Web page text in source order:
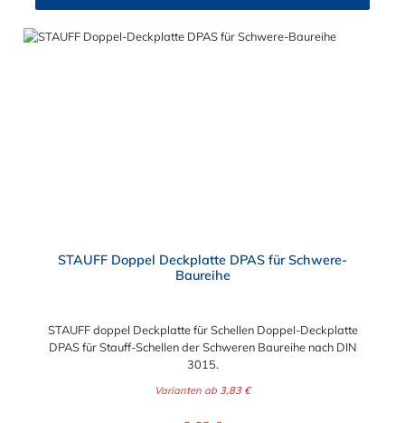
STAUFF Doppel Deckplatte DPAS für Schwere-
Baureihe
STAUFF doppel Deckplatte für Schellen Doppel-Deckplatte
DPAS für Stauff-Schellen der Schweren Baureihe nach DIN
3015.
Varianten ab 3,83 €
Regulärer Preis: